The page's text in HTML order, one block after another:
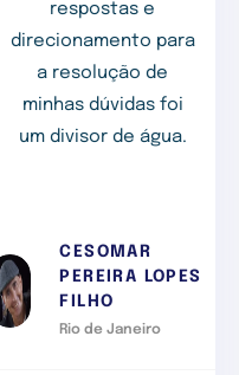
respostas e
direcionamento para
a resolução de
minhas dúvidas foi
um divisor de água.
CESOMAR
PEREIRA LOPES
FILHO
Rio de Janeiro